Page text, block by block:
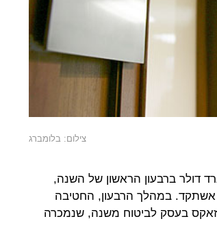
צילום: בלומברג
של הבנק הכניסה 5.22 מיליארד דולר ברבעון הראשון של השנה,
אשתקד. במהלך הרבעון, החטיבה
זאקס בעסק לביטוח משנה, שנמכרה